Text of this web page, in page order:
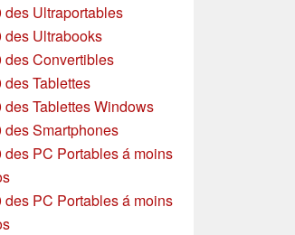
des Ultraportables
des Ultrabooks
des Convertibles
des Tablettes
des Tablettes Windows
des Smartphones
des PC Portables á moins
des PC Portables á moins